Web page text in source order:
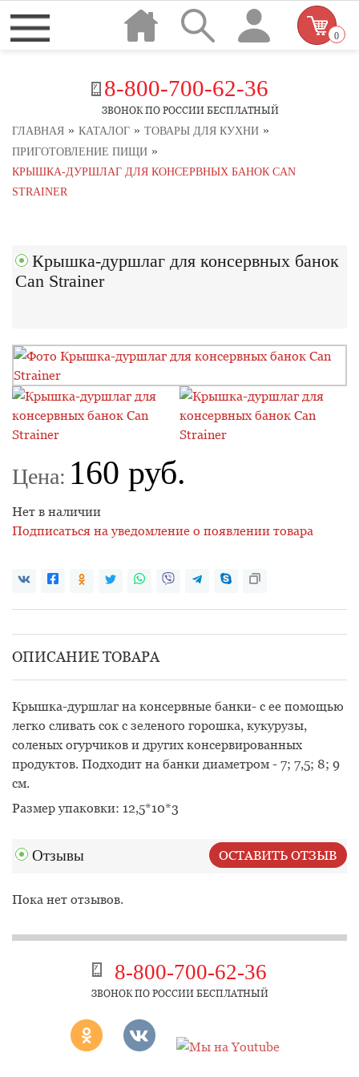
8-800-700-62-36
ЗВОНОК ПО РОССИИ БЕСПЛАТНЫЙ
0
ГЛАВНАЯ » КАТАЛОГ » ТОВАРЫ ДЛЯ КУХНИ »
ПРИГОТОВЛЕНИЕ ПИЩИ »
КРЫШКА-ДУРШЛАГ ДЛЯ КОНСЕРВНЫХ БАНОК CAN
STRAINER
Крышка-дуршлаг для консервных банок
Can Strainer
Цена: 160 руб.
Нет в наличии
Подписаться на уведомление о появлении товара
ОПИСАНИЕ ТОВАРА
Крышка-дуршлаг на консервные банки- с ее помощью
легко сливать сок с зеленого горошка, кукурузы,
соленых огурчиков и других консервированных
продуктов. Подходит на банки диаметром - 7; 7,5; 8; 9
см.
Размер упаковки: 12,5*10*3
Отзывы ОСТАВИТЬ ОТЗЫВ
Пока нет отзывов.
8-800-700-62-36
ЗВОНОК ПО РОССИИ БЕСПЛАТНЫЙ